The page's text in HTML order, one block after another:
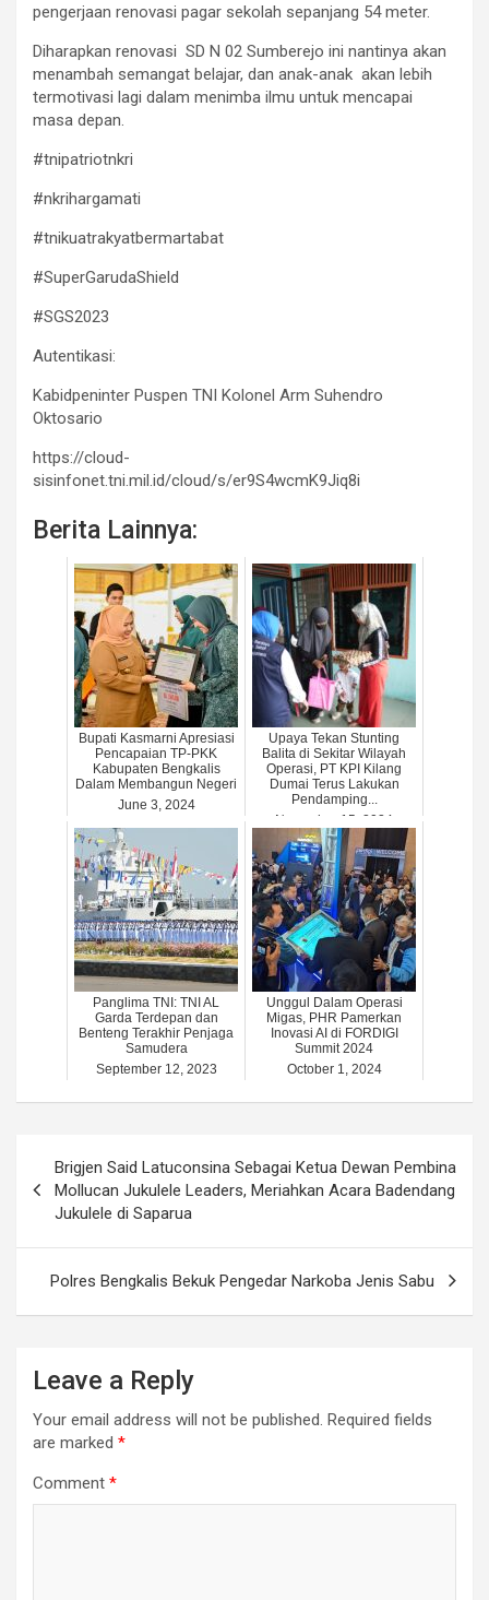
pengerjaan renovasi pagar sekolah sepanjang 54 meter.
Diharapkan renovasi SD N 02 Sumberejo ini nantinya akan
menambah semangat belajar, dan anak-anak akan lebih
termotivasi lagi dalam menimba ilmu untuk mencapai
masa depan.
#tnipatriotnkri
#nkrihargamati
#tnikuatrakyatbermartabat
#SuperGarudaShield
#SGS2023
Autentikasi:
Kabidpeninter Puspen TNI Kolonel Arm Suhendro
Oktosario
https://cloud-
sisinfonet.tni.mil.id/cloud/s/er9S4wcmK9Jiq8i
Berita Lainnya:
Bupati Kasmarni Apresiasi
Pencapaian TP-PKK
Kabupaten Bengkalis
Dalam Membangun Negeri
June 3, 2024
Upaya Tekan Stunting
Balita di Sekitar Wilayah
Operasi, PT KPI Kilang
Dumai Terus Lakukan
Pendamping...
November 15, 2024
Panglima TNI: TNI AL
Garda Terdepan dan
Benteng Terakhir Penjaga
Samudera
September 12, 2023
Unggul Dalam Operasi
Migas, PHR Pamerkan
Inovasi AI di FORDIGI
Summit 2024
October 1, 2024
navigation
Brigjen Said Latuconsina Sebagai Ketua Dewan Pembina
Mollucan Jukulele Leaders, Meriahkan Acara Badendang
Jukulele di Saparua
Polres Bengkalis Bekuk Pengedar Narkoba Jenis Sabu
Leave a Reply
Your email address will not be published. Required fields
are marked *
Comment *